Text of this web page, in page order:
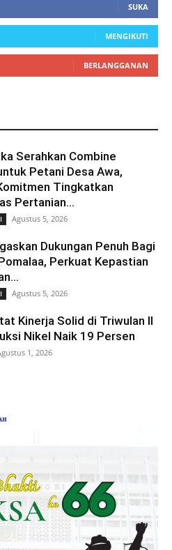
SUKA
MENGIKUTI
BERLANGGANAN
Serahkan Combine
Petani Desa Awa,
Tingkatkan
Pertanian...
Agustus 5, 2026
Dukungan Penuh Bagi
Perkuat Kepastian
Agustus 5, 2026
Kinerja Solid di Triwulan II
Nikel Naik 19 Persen
1, 2026